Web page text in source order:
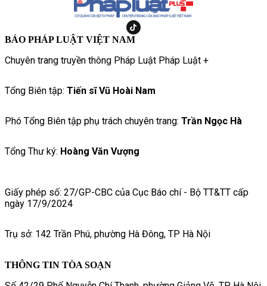
BÁO PHÁP LUẬT VIỆT NAM
Chuyên trang truyền thông Pháp Luật Pháp Luật +
Tổng Biên tập: Tiến sĩ Vũ Hoài Nam
Phó Tổng Biên tập phụ trách chuyên trang: Trần Ngọc Hà
Tổng Thư ký: Hoàng Văn Vượng
Giấy phép số: 27/GP-CBC của Cục Báo chí - Bộ TT&TT cấp
ngày 17/9/2024
Trụ sở: 142 Trần Phú, phường Hà Đông, TP Hà Nội
THÔNG TIN TÒA SOẠN